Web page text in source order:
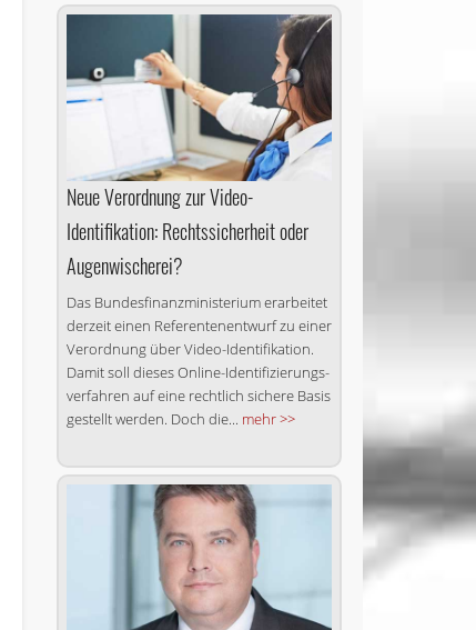
Neue Verordnung zur Video-
Identifikation: Rechtssicherheit oder
Augenwischerei?
Das Bundesfinanzministerium erarbeitet
derzeit einen Referentenentwurf zu einer
Verordnung über Video-Identifikation.
Damit soll dieses Online-Identi­fizierungs­
verfahren auf eine rechtlich sichere Basis
gestellt werden. Doch die... mehr >>